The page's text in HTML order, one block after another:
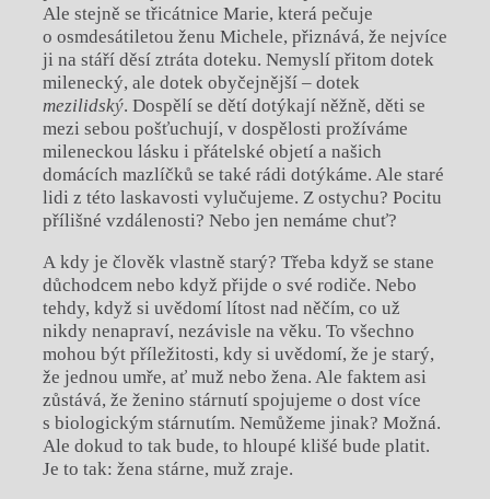
Ale stejně se třicátnice Marie, která pečuje
o osmdesátiletou ženu Michele, přiznává, že nejvíce
ji na stáří děsí ztráta doteku. Nemyslí přitom dotek
milenecký, ale dotek obyčejnější – dotek
mezilidský. Dospělí se dětí dotýkají něžně, děti se
mezi sebou pošťuchují, v dospělosti prožíváme
mileneckou lásku i přátelské objetí a našich
domácích mazlíčků se také rádi dotýkáme. Ale staré
lidi z této laskavosti vylučujeme. Z ostychu? Pocitu
přílišné vzdálenosti? Nebo jen nemáme chuť?
A kdy je člověk vlastně starý? Třeba když se stane
důchodcem nebo když přijde o své rodiče. Nebo
tehdy, když si uvědomí lítost nad něčím, co už
nikdy nenapraví, nezávisle na věku. To všechno
mohou být příležitosti, kdy si uvědomí, že je starý,
že jednou umře, ať muž nebo žena. Ale faktem asi
zůstává, že ženino stárnutí spojujeme o dost více
s biologickým stárnutím. Nemůžeme jinak? Možná.
Ale dokud to tak bude, to hloupé klišé bude platit.
Je to tak: žena stárne, muž zraje.